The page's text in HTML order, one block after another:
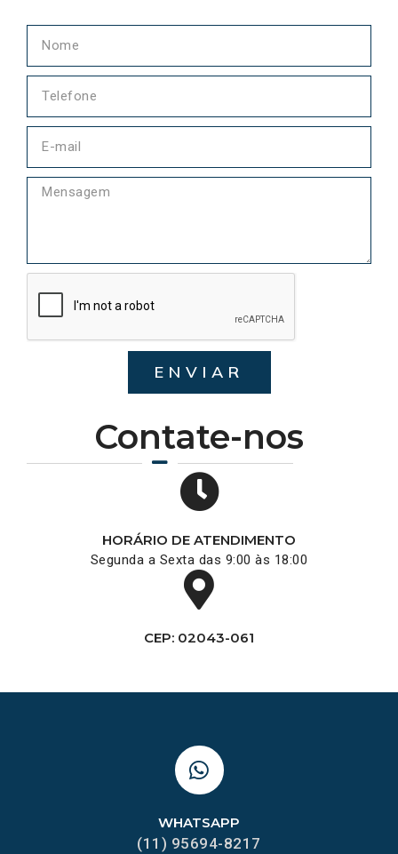
Contate-nos
HORÁRIO DE ATENDIMENTO
Segunda a Sexta das 9:00 às 18:00
CEP: 02043-061
ENVIAR
WHATSAPP
(11) 95694-8217